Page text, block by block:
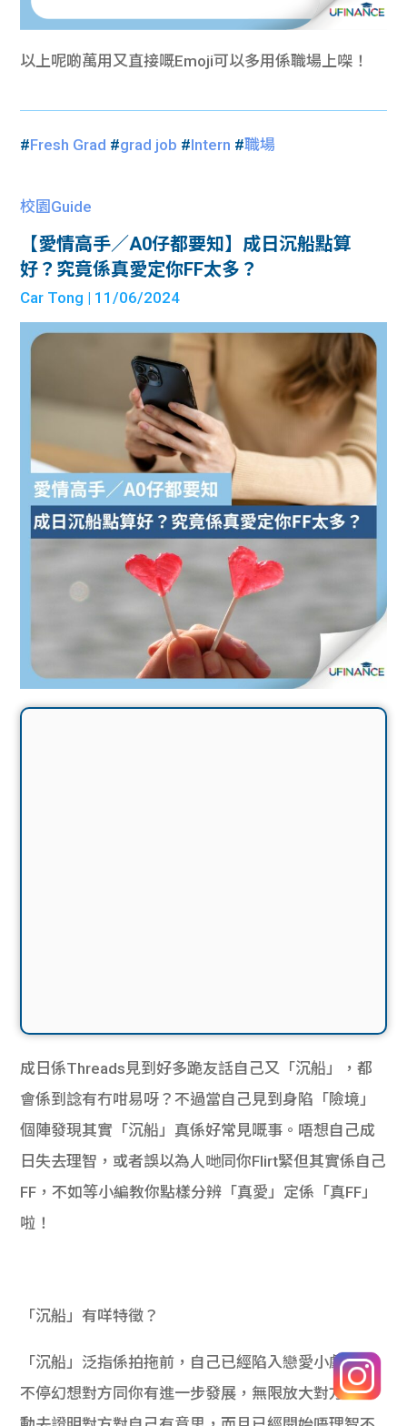
以上呢啲萬用又直接嘅Emoji可以多用係職場上㗎！
#Fresh Grad #grad job #Intern #職場
校園Guide
【愛情高手／A0仔都要知】成日沉船點算
好？究竟係真愛定你FF太多？
Car Tong | 11/06/2024
成日係Threads見到好多跪友話自己又「沉船」，都
會係到諗有冇咁易呀？不過當自己見到身陷「險境」
個陣發現其實「沉船」真係好常見嘅事。唔想自己成
日失去理智，或者誤以為人哋同你Flirt緊但其實係自己
FF，不如等小編教你點樣分辨「真愛」定係「真FF」
啦！
「沉船」有咩特徵？
「沉船」泛指係拍拖前，自己已經陷入戀愛小劇場，
不停幻想對方同你有進一步發展，無限放大對方嘅行